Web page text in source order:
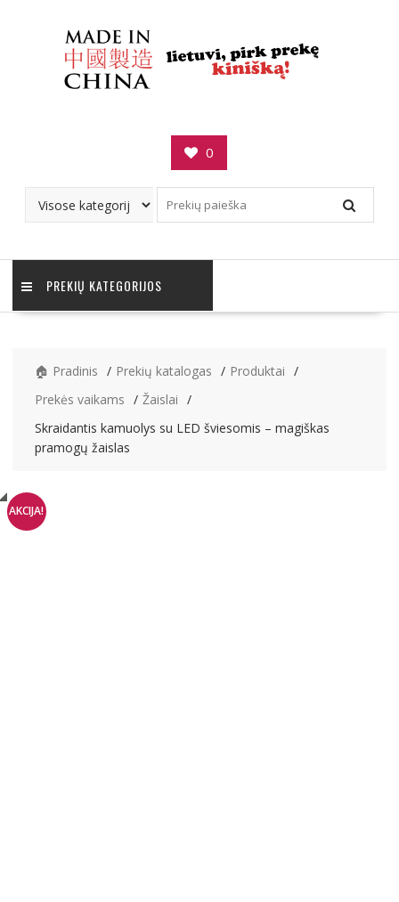
0
PREKIŲ KATEGORIJOS
🏠 Pradinis Prekių katalogas
Produktai
Prekės vaikams
Žaislai
Skraidantis kamuolys su LED šviesomis – magiškas
pramogų žaislas
AKCIJA!